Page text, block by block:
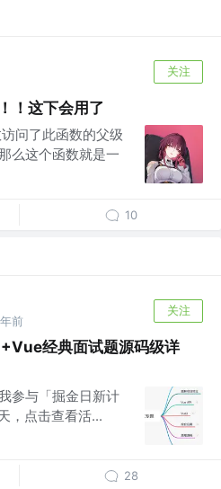
关注
！这下会用了
问了此函数的父级
么这个函数就是一
10
前
关注
经典面试题源码级详
参与「掘金日新计
，点击查看活...
28